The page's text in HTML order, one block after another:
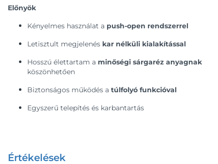
Előnyök
Kényelmes használat a push-open rendszerrel
Letisztult megjelenés kar nélküli kialakítással
Hosszú élettartam a minőségi sárgaréz anyagnak
köszönhetően
Biztonságos működés a túlfolyó funkcióval
Egyszerű telepítés és karbantartás
Értékelések